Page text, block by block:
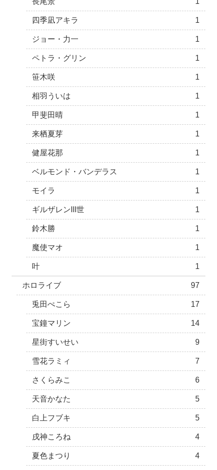
四季凪アキラ 1
ジョー・力一 1
ペトラ・グリン 1
笹木咲 1
相羽ういは 1
甲斐田晴 1
来栖夏芽 1
健屋花那 1
ベルモンド・バンデラス 1
モイラ 1
ギルザレンIII世 1
鈴木勝 1
魔使マオ 1
叶 1
ホロライブ 97
兎田ぺこら 17
宝鐘マリン 14
星街すいせい 9
雪花ラミィ 7
さくらみこ 6
天音かなた 5
白上フブキ 5
戌神ころね 4
夏色まつり 4